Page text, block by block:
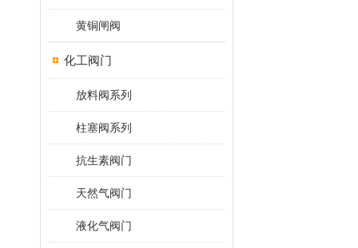
黄铜闸阀
化工阀门
放料阀系列
柱塞阀系列
抗生素阀门
天然气阀门
液化气阀门